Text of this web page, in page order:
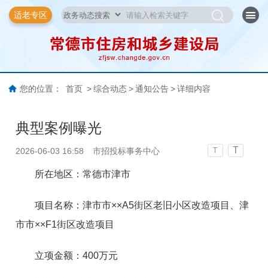
适老专区
您的位置： 首页 > 综合动态 > 通知公告 > 详细内容
典型案例曝光
2026-06-03 16:58 市招投标事务中心 T T
所在地区 ：常德市津市
项目名称：津市市××A5街区老旧小区改造项目、津
市市××F1街区改造项目
立项金额 ：400万元